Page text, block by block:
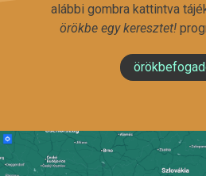
alábbi gombra kattintva
örökbe egy keresztet!